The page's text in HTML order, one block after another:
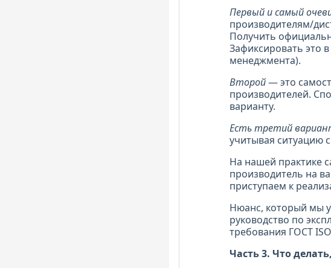
Первый и самый
производителям/
Получить
Зафиксировать это
менеджмента).
Второй— это
производителей.
варианту.
Есть третий
учитывая ситуацию
На нашей практике
производитель на
приступаем к
Нюанс, который мы
руководство по
требования ГОСТ
Часть 3. Что